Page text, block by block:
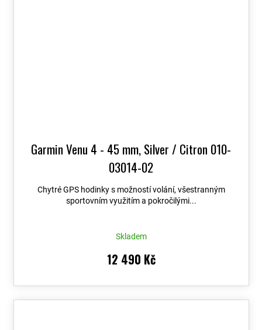
Garmin Venu 4 - 45 mm, Silver / Citron 010-
03014-02
Chytré GPS hodinky s možností volání, všestranným
sportovním využitím a pokročilými...
Skladem
12 490 Kč